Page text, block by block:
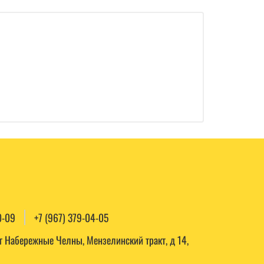
09
+7 (967) 379-04-05
г Набережные Челны, Мензелинский тракт, д 14,